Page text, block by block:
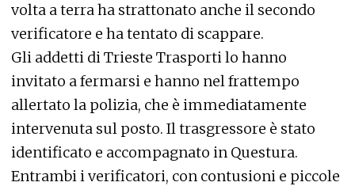
volta a terra ha strattonato anche il secondo
verificatore e ha tentato di scappare.
Gli addetti di Trieste Trasporti lo hanno
invitato a fermarsi e hanno nel frattempo
allertato la polizia, che è immediatamente
intervenuta sul posto. Il trasgressore è stato
identificato e accompagnato in Questura.
Entrambi i verificatori, con contusioni e piccole